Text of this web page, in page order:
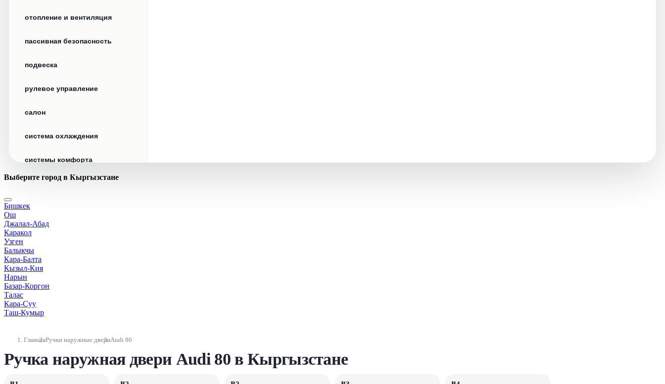
отопление и вентиляция
пассивная безопасность
подвеска
рулевое управление
салон
система охлаждения
системы комфорта
стекла
стеклоочистители
топливная система
тормозная система
трансмиссия
электрика
Выберите город в Кыргызстане
Бишкек
Ош
Джалал-Абад
Каракол
Узген
Балыкчы
Кара-Балта
Кызыл-Кия
Нарын
Базар-Коргон
Талас
Кара-Суу
Таш-Кумыр
ГлавнаяРучки наружные двериAudi 80
Ручка наружная двери Audi 80 в Кыргызстане